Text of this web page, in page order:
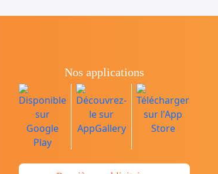
Nos applications